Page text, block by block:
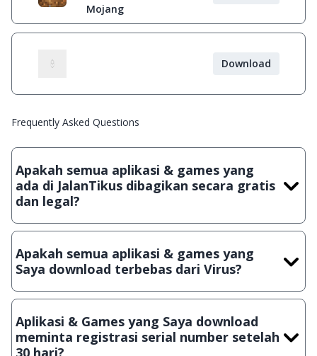
Mojang
Download
Frequently Asked Questions
Apakah semua aplikasi & games yang
ada di JalanTikus dibagikan secara gratis
dan legal?
Ya, JalanTikus hanya membagikan aplikasi & games yang
crack, patch atau semacamnya.
Apakah semua aplikasi & games yang
Saya download terbebas dari Virus?
Ya, JalanTikus selalu melakukan scanning dengan 3 jenis
suatu aplikasi atau games, sehingga bisa dijamin 100%
terbebas dari virus.
Aplikasi & Games yang Saya download
meminta registrasi serial number setelah
30 hari?